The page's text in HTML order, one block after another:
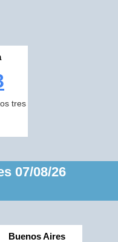
tres
07/08/26
Buenos Aires